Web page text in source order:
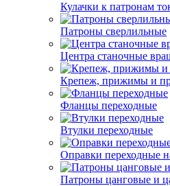
Кулачки к патронам
Патроны сверлильные
Центра станочные
Крепеж, прижимы и
Фланцы переходные
Втулки переходные
Оправки переходные
Патроны цанговые и